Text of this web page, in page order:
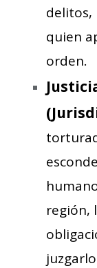
delitos,
quien
orden.
región,